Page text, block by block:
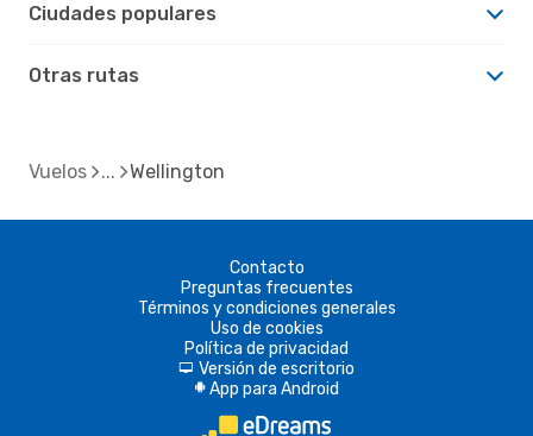
Ciudades populares
Otras rutas
Vuelos Wellington
Contacto
Preguntas frecuentes
Términos y condiciones generales
Uso de cookies
Política de privacidad
d Versión de escritorio
A App para Android